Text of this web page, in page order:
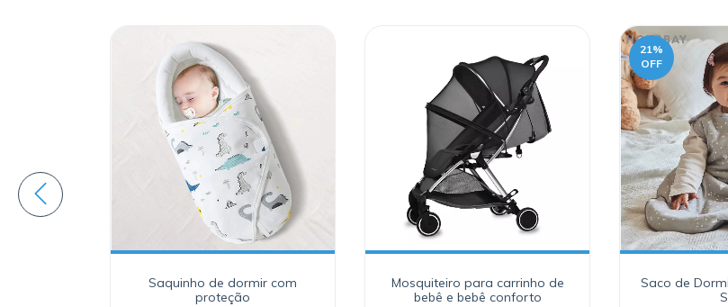
Saquinho de dormir com
proteção
Mosquiteiro para carrinho de
bebê e bebê conforto
21%
OFF
Saco de